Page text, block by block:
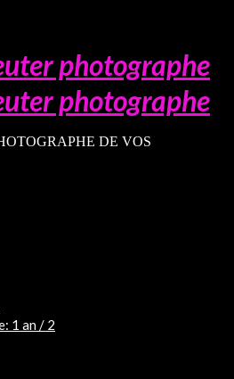
DE VOS
1 an / 2